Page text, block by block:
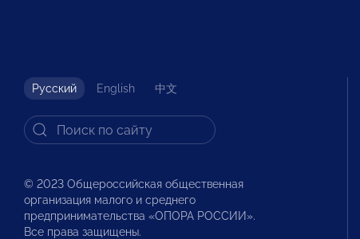
Русский English 中文
© 2023 Общероссийская общественная
организация малого и среднего
предпринимательства «ОПОРА РОССИИ».
Все права защищены.